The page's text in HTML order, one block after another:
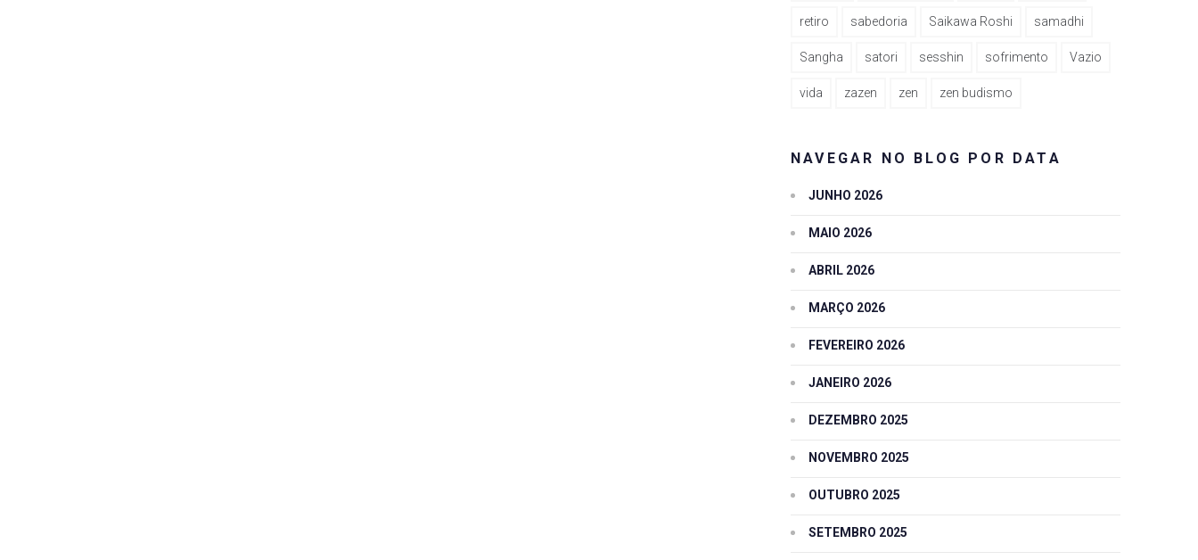
retiro sabedoria Saikawa Roshi samadhi
Sangha satori sesshin sofrimento Vazio
vida zazen zen zen budismo
NAVEGAR NO BLOG POR DATA
JUNHO 2026
MAIO 2026
ABRIL 2026
MARÇO 2026
FEVEREIRO 2026
JANEIRO 2026
DEZEMBRO 2025
NOVEMBRO 2025
OUTUBRO 2025
SETEMBRO 2025